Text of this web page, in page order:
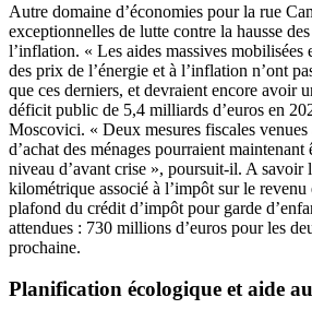
Autre domaine d’économies pour la rue
exceptionnelles de lutte contre la hausse
l’inflation. « Les aides massives mobilisées
des prix de l’énergie et à l’inflation n’ont
que ces derniers, et devraient encore avoir
déficit public de 5,4 milliards d’euros en
Moscovici. « Deux mesures fiscales
d’achat des ménages pourraient maintenant
niveau d’avant crise », poursuit-il. A savoir
kilométrique associé à l’impôt sur le revenu
plafond du crédit d’impôt pour garde
attendues : 730 millions d’euros pour les
prochaine.
Planification écologique et aide